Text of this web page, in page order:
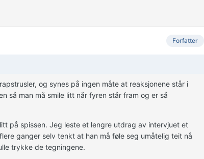
Forfatter
og synes på ingen måte at reaksjonene står i
så man må smile litt når fyren står fram og er så
på spissen. Jeg leste et lengre utdrag av intervjuet et
ganger selv tenkt at han må føle seg umåtelig teit nå
trykke de tegningene.